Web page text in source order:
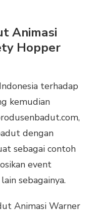
Animasi
Hopper
terhadap
kemudian
dengan
sebagai contoh
event
sebagainya.
Animasi Warner